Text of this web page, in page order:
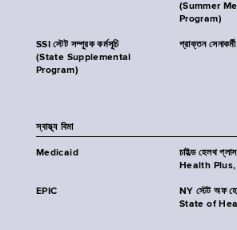
(Summer
Program)
SSI স্টেট সম্পূরক কর্মসূচি
(State Supplemental
Program)
প্রাক্তন
স্বাস্থ্য বিমা
Medicaid
চাইল্ড হেলথ
Health Plus,
EPIC
NY স্টেট অফ
State of